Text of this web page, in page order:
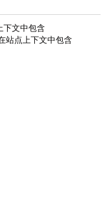
下文中包含
站点上下文中包含
页面。
下拉菜单。